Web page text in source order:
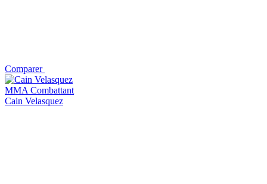
Comparer
MMA Combattant
Cain Velasquez